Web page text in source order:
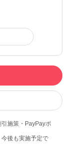
施策・PayPayポ
後も実施予定で